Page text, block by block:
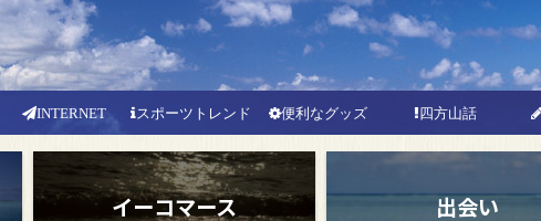
INTERNET スポーツトレンド 便利なグッズ 四方山話
イーコマース 出会い